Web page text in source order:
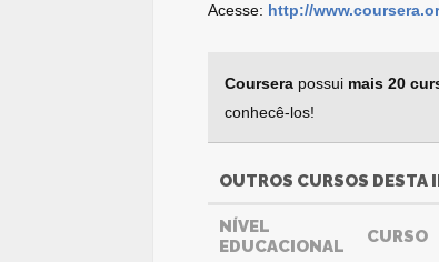
Acesse: http://
Coursera possui mais 20
conhecê-los!
OUTROS CURSOS
NÍVEL
EDUCACIONAL
CURSO